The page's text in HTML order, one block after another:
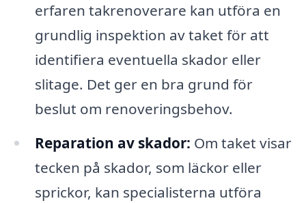
erfaren takrenoverare kan utföra en
grundlig inspektion av taket för att
identifiera eventuella skador eller
slitage. Det ger en bra grund för
beslut om renoveringsbehov.
Reparation av skador: Om taket visar
tecken på skador, som läckor eller
sprickor, kan specialisterna utföra